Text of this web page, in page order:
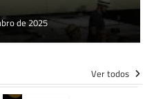
de 2025
Ver todos